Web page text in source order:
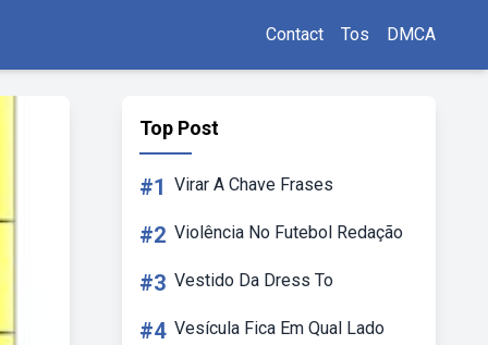
Contact Tos DMCA
Top Post
#1 Virar A Chave Frases
#2 Violência No Futebol Redação
#3 Vestido Da Dress To
#4 Vesícula Fica Em Qual Lado